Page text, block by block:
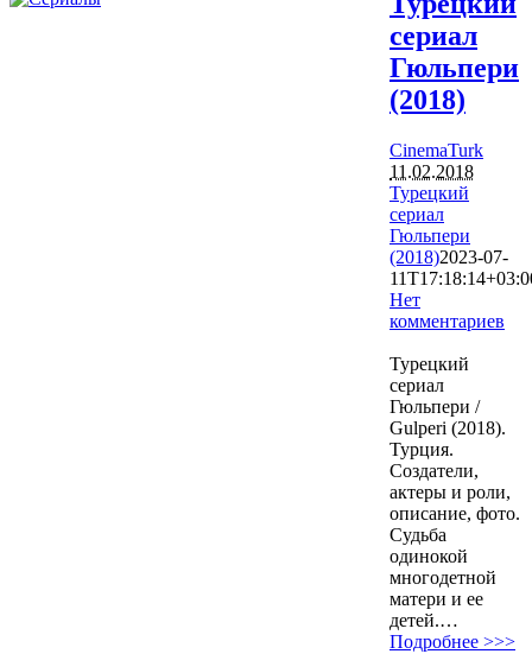
сериал
Гюльпери
(2018)
CinemaTurk
11.02.2018
Турецкий
сериал
Гюльпери
(2018)2023-07-
Нет
комментариев
Турецкий
сериал
Гюльпери /
Gulperi (2018).
Турция.
Создатели,
актеры и роли,
описание, фото.
Судьба
одинокой
многодетной
матери и ее
детей.…
Подробнее >>>